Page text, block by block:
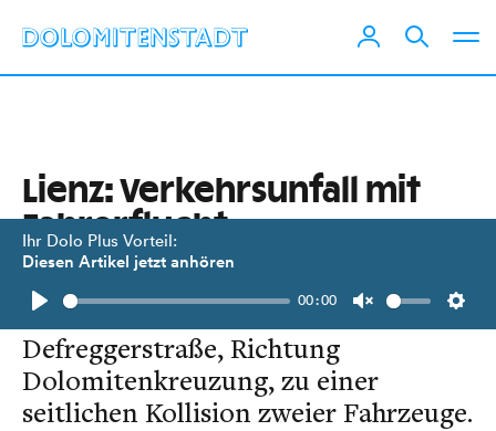
Ihr Dolo Plus Vorteil:
Diesen Artikel jetzt anhören
Play
00:00
Unmute
Lienz: Verkehrsunfall mit
Fahrerflucht
Dienstagvormittag gegen 10.30 Uhr
kam es in der Franz-von-
Defreggerstraße, Richtung
Dolomitenkreuzung, zu einer
seitlichen Kollision zweier Fahrzeuge.